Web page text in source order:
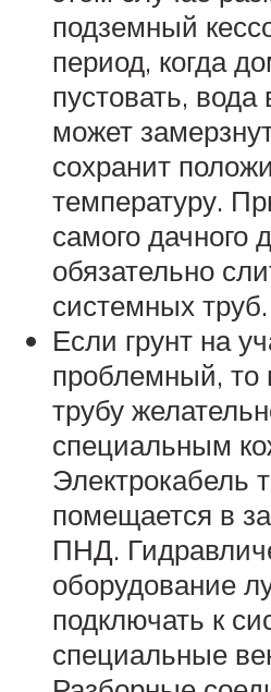
подземный
период, когда
пустовать, вода
может
сохранит
температуру.
самого дачного
обязательно
системных труб.
Если грунт на
проблемный, то
трубу
специальным
Электрокабель
помещается в
ПНД.
оборудование
подключать к
специальные